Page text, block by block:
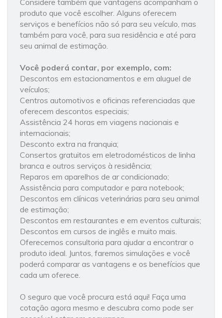
produto que você escolher. Alguns oferecem
serviços e benefícios não só para seu veículo, mas
também para você, para sua residência e até para
seu animal de estimação.
Você poderá contar, por exemplo, com:
Descontos em estacionamentos e em aluguel de
veículos;
Centros automotivos e oficinas referenciadas que
oferecem descontos especiais;
Assistência 24 horas em viagens nacionais e
internacionais;
Desconto extra na franquia;
Consertos gratuitos em eletrodomésticos de linha
branca e outros serviços à residência;
Reparos em aparelhos de ar condicionado;
Assistência para computador e para notebook;
Descontos em clínicas veterinárias para seu animal
de estimação;
Descontos em restaurantes e em eventos culturais;
Descontos em cursos de inglês e muito mais.
Oferecemos consultoria para ajudar a encontrar o
produto ideal. Juntos, faremos simulações e você
poderá comparar as vantagens e os benefícios que
cada um oferece.
O seguro que você procura está aqui! Faça uma
cotação agora mesmo e descubra como pode ser